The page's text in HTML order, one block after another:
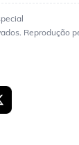
Reprodução